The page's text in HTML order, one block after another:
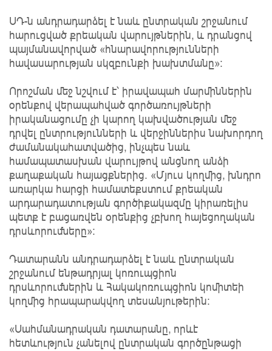
ՍԴ-ն անդրադարձել է նաև ընտրական շրջանում
հարուցված քրեական վարույթներին, և դրանցով
պայմանավորված «հնարավորությունների
հավասարության սկզբունքի խախտմանը»։
Որոշման մեջ նշվում է՝ իրավապահ մարմիններին
օրենքով վերապահված գործառույթների
իրականացումը չի կարող կախվածության մեջ
դրվել ընտրությունների և վերջիններիս նախորդող
ժամանակահատվածից, ինչպես նաև
համապատասխան վարույթով անցնող անձի
քաղաքական հայացքներից․ «Մյուս կողմից, խնդրո
առարկա հարցի համատեքստում քրեական
արդարադատության գործիքակազմը կիրառելիս
պետք է բացառվեն օրենքից չբխող հայեցողական
դրսևորումները»։
Դատարանն անդրադարձել է նաև ընտրական
շրջանում ենթադրյալ կոռուպցիոն
դրսևորումներին և Հակակոռուպցիոն կոմիտեի
կողմից հրապարակվող տեսանյութերին։
«Սահմանադրական դատարանը, որևէ
հետևություն չանելով ընտրական գործընթացի